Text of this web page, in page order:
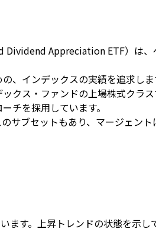
Dividend Appreciation ETF）は
、インデックスの実績を追求しま
クス・ファンドの上場株式クラ
チを採用しています。
ブセットもあり、マージェント
す。上昇トレンドの状態を示